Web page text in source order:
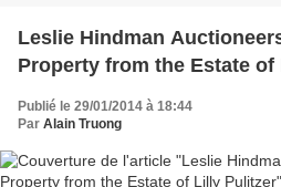
Leslie Hindman
Property from the Estate
Publié le 29/01/2014 à 18:44
Par Alain Truong